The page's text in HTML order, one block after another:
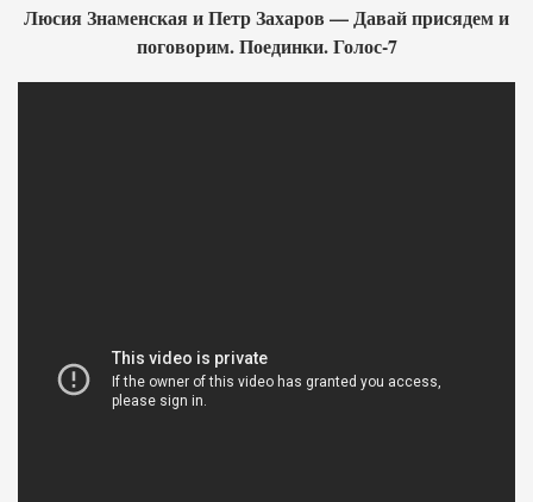
Люсия Знаменская и Петр Захаров — Давай присядем и
поговорим. Поединки. Голос-7